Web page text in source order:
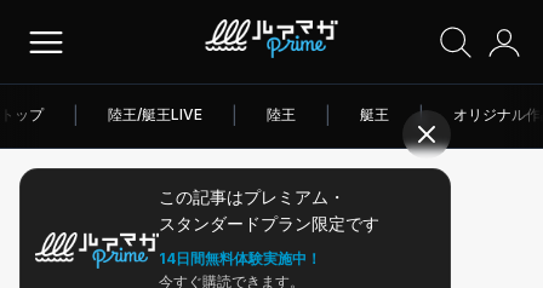
トップ 陸王/艇王LIVE 陸王 艇王 | オリジナル
この記事はプレミアム・
スタンダードプラン限定です
14日間無料体験実施中！
今すぐ購読できます。
アングラー連載